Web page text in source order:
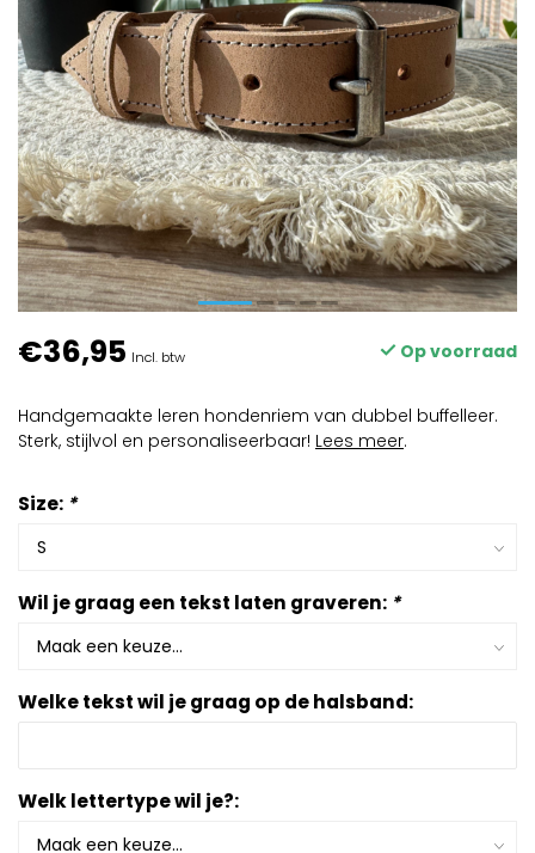
€36,95 Incl. btw Op voorraad
Handgemaakte leren hondenriem van dubbel buffelleer.
Sterk, stijlvol en personaliseerbaar! Lees meer.
Size: *
Wil je graag een tekst laten graveren: *
Welke tekst wil je graag op de halsband:
Welk lettertype wil je?: